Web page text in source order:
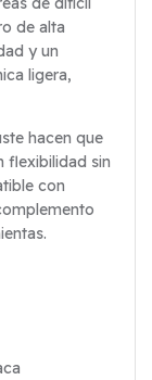
de alta
y un
ligera,
hacen que
flexibilidad sin
con